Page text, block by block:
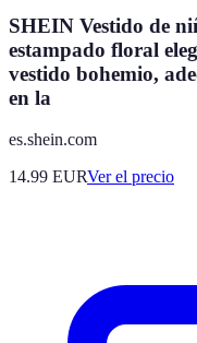
SHEIN Vestido de
estampado floral
vestido bohemio,
en la
es.shein.com
14.99 EURVer el precio